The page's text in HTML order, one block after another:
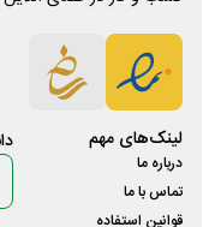
لینک‌های مهم
درباره ما
تماس با ما
قوانین استفاده